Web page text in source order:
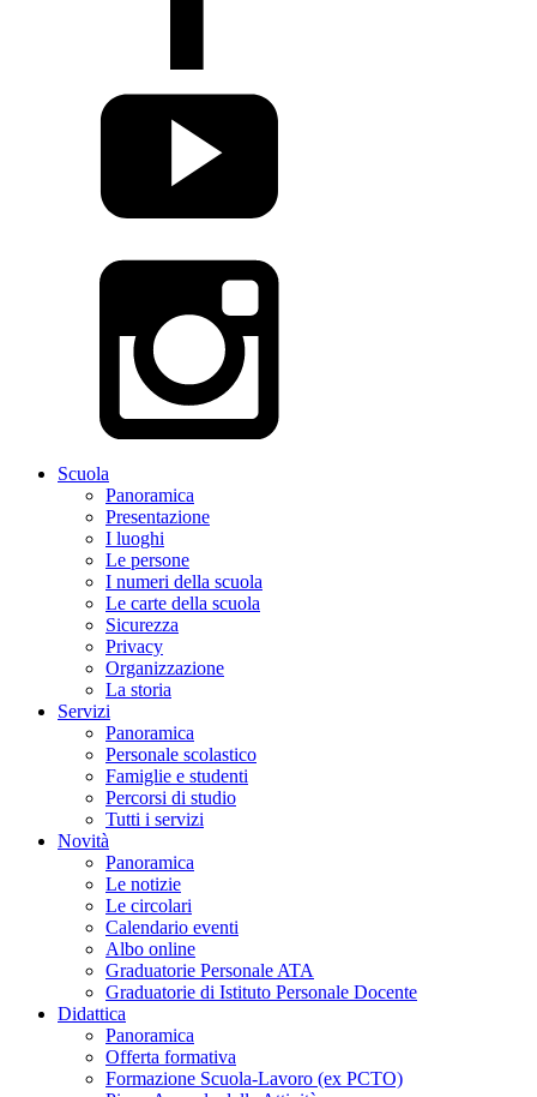
Scuola
Panoramica
Presentazione
I luoghi
Le persone
I numeri della scuola
Le carte della scuola
Sicurezza
Privacy
Organizzazione
La storia
Servizi
Panoramica
Personale scolastico
Famiglie e studenti
Percorsi di studio
Tutti i servizi
Novità
Panoramica
Le notizie
Le circolari
Calendario eventi
Albo online
Graduatorie Personale ATA
Graduatorie di Istituto Personale Docente
Didattica
Panoramica
Offerta formativa
Formazione Scuola-Lavoro (ex PCTO)